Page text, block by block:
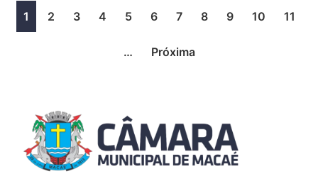
1 2 3 4 5 6 7 8 9 10 11
… Próxima